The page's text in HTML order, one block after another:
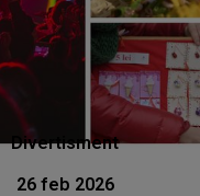
Divertisment
26 feb 2026